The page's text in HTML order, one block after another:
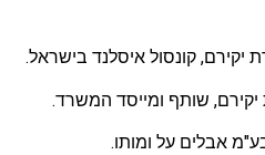
יקירם, קונסול איסלנד בישראל.
שותף ומייסד המשרד.
אבלים על ומותו.